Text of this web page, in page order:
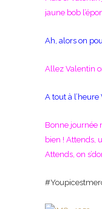
jaune bob
Ah, alors on
Allez Valentin
A tout à l’heure
Bonne journée
bien ! Attends,
Attends, on